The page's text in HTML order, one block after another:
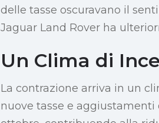
delle tasse oscuravano il
Jaguar Land Rover ha
Un Clima di
La contrazione arriva in un
nuove tasse e